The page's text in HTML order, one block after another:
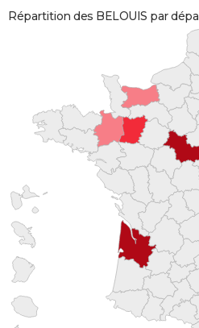
Répartition des BELOUIS par